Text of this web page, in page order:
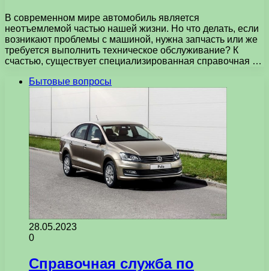
В современном мире автомобиль является
неотъемлемой частью нашей жизни. Но что делать, если
возникают проблемы с машиной, нужна запчасть или же
требуется выполнить техническое обслуживание? К
счастью, существует специализированная справочная …
Бытовые вопросы
28.05.2023
0
Справочная служба по